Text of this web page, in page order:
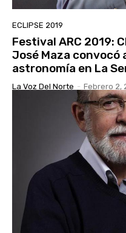
ECLIPSE 2019
Festival ARC 2019:
José Maza convocó
astronomía en La
La Voz Del Norte - Febrero 2,